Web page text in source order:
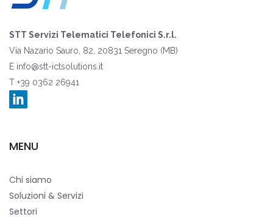
STT Servizi Telematici Telefonici S.r.l.
Via Nazario Sauro, 82, 20831 Seregno (MB)
E info@stt-ictsolutions.it
T +39 0362 26941
MENU
Chi siamo
Soluzioni & Servizi
Settori